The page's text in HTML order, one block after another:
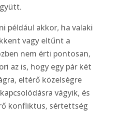
például akkor, ha valaki
vagy eltűnt a
nem érti pontosan,
az is, hogy egy pár két
eltérő közelségre
vágyik, és
konfliktus, sértettség